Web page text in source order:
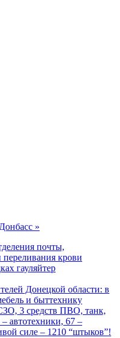
»
почты,
переливания крови
гауляйтер
Донецкой области: в
и быттехнику
3 средств ПВО, танк,
автотехники, 67 –
силе – 1210 “штыков”!